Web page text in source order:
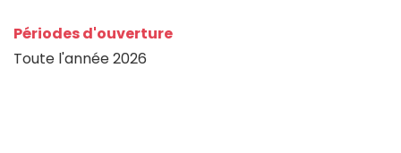
Périodes d'ouverture
Toute l'année 2026